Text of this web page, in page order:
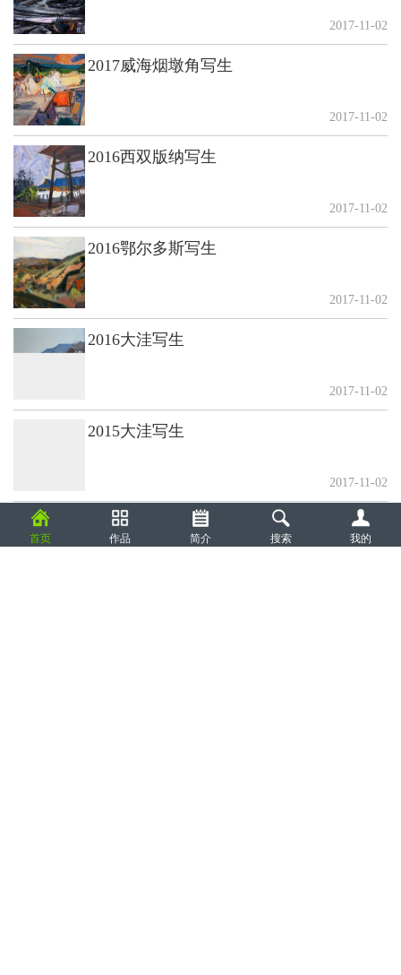
2017-11-02
2017威海烟墩角写生
2017-11-02
2016西双版纳写生
2017-11-02
2016鄂尔多斯写生
2017-11-02
2016大洼写生
2017-11-02
2015大洼写生
2017-11-02
2015湖南写生
首页 作品 简介 搜索 我的